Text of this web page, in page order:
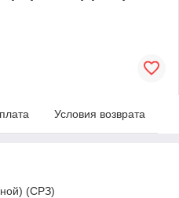
Условия возврата
(СРЗ)